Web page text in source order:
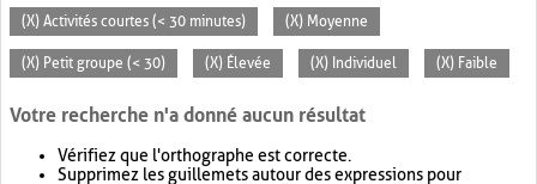
(X) Activités courtes (< 30 minutes) (X) Moyenne
(X) Petit groupe (< 30) (X) Élevée (X) Individuel (X) Faible
Votre recherche n'a donné aucun résultat
Vérifiez que l'orthographe est correcte.
Supprimez les guillemets autour des expressions pour